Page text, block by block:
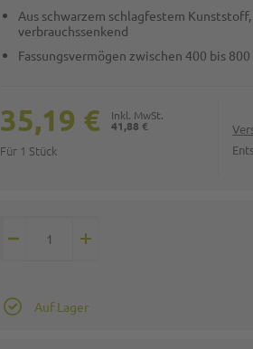
Aus schwarzem schlagfestem
verbrauchssenkend
Fassungsvermögen zwischen 400 bis
41,88 €
35,19 €
Für 1 Stück
Auf Lager